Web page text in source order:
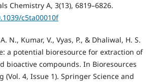
Chemistry A, 3(13), 6819–6826.
c5ta00010f
N., Kumar, V., Vyas, P., & Dhaliwal, H. S.
a potential bioresource for extraction of
bioactive compounds. In Bioresources
(Vol. 4, Issue 1). Springer Science and